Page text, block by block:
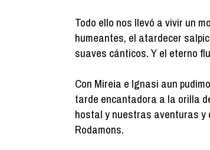
Todo ello nos llevó a vivir un
humeantes, el atardecer
suaves cánticos. Y el eterno
Con Mireia e Ignasi aun
tarde encantadora a la orilla
hostal y nuestras aventuras y
Rodamons.